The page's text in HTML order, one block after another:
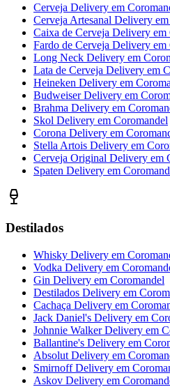
Cerveja Delivery em
Cerveja Artesanal Delivery em
Caixa de Cerveja Delivery em
Fardo de Cerveja Delivery em
Long Neck Delivery em
Lata de Cerveja Delivery em
Heineken Delivery em
Budweiser Delivery em
Brahma Delivery em
Skol Delivery em Coromandel
Corona Delivery em
Stella Artois Delivery em
Cerveja Original Delivery em
Spaten Delivery em
Destilados
Whisky Delivery em
Vodka Delivery em
Gin Delivery em Coromandel
Destilados Delivery em
Cachaça Delivery em
Jack Daniel's Delivery em
Johnnie Walker Delivery em
Ballantine's Delivery em
Absolut Delivery em
Smirnoff Delivery em
Askov Delivery em